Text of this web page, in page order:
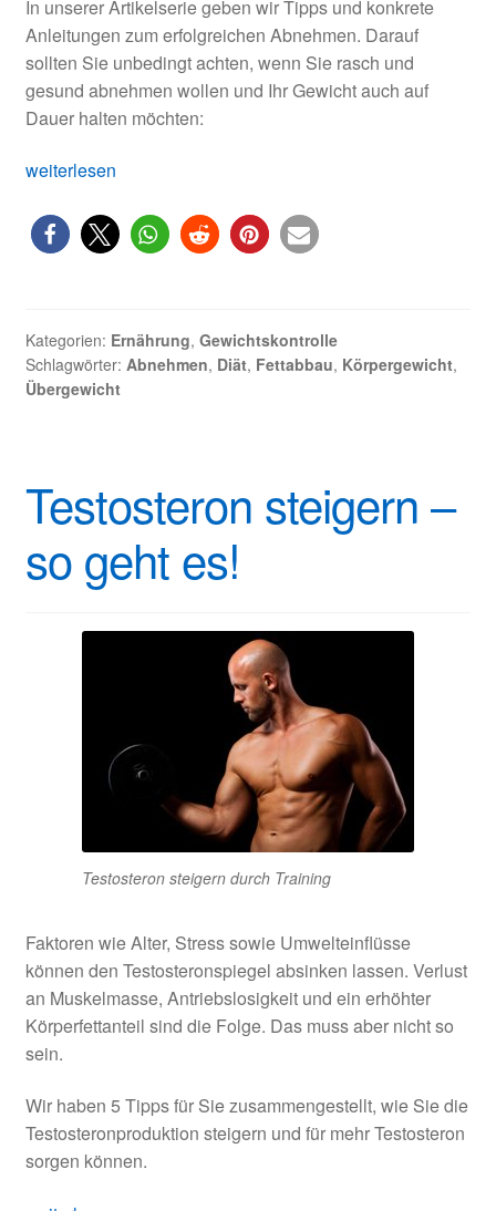
In unserer Artikelserie geben wir Tipps und konkrete
Anleitungen zum erfolgreichen Abnehmen. Darauf
sollten Sie unbedingt achten, wenn Sie rasch und
gesund abnehmen wollen und Ihr Gewicht auch auf
Dauer halten möchten:
Rasch
nachhaltig
abnehmen
das?
weiterlesen
Kategorien: Ernährung, Gewichtskontrolle
Schlagwörter: Abnehmen, Diät, Fettabbau, Körpergewicht,
Übergewicht
Testosteron steigern –
so geht es!
Testosteron steigern durch Training
Faktoren wie Alter, Stress sowie Umwelteinflüsse
können den Testosteronspiegel absinken lassen. Verlust
an Muskelmasse, Antriebslosigkeit und ein erhöhter
Körperfettanteil sind die Folge. Das muss aber nicht so
sein.
Wir haben 5 Tipps für Sie zusammengestellt, wie Sie die
Testosteronproduktion steigern und für mehr Testosteron
sorgen können.